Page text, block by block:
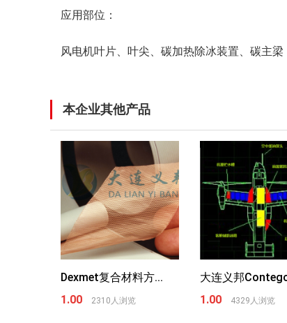
应用部位：
风电机叶片、叶尖、碳加热除冰装置、碳主
本企业其他产品
Dexmet复合材料方...
1.00
2310人浏览
大连义邦
1.00
4329人浏览